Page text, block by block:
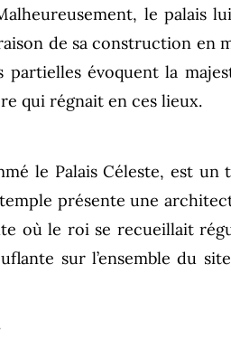
le palais
de sa construction en
partielles évoquent la
qui régnait en ces lieux.
le Palais Céleste, est un
présente une
où le roi se recueillait
sur l’ensemble du